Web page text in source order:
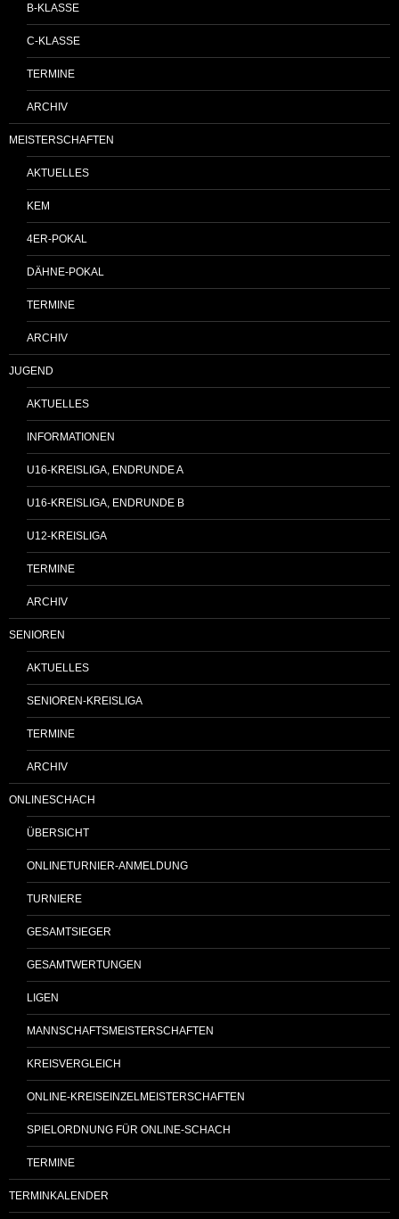
B-KLASSE
C-KLASSE
TERMINE
ARCHIV
MEISTERSCHAFTEN
AKTUELLES
KEM
4ER-POKAL
DÄHNE-POKAL
TERMINE
ARCHIV
JUGEND
AKTUELLES
INFORMATIONEN
U16-KREISLIGA, ENDRUNDE A
U16-KREISLIGA, ENDRUNDE B
U12-KREISLIGA
TERMINE
ARCHIV
SENIOREN
AKTUELLES
SENIOREN-KREISLIGA
TERMINE
ARCHIV
ONLINESCHACH
ÜBERSICHT
ONLINETURNIER-ANMELDUNG
TURNIERE
GESAMTSIEGER
GESAMTWERTUNGEN
LIGEN
MANNSCHAFTSMEISTERSCHAFTEN
KREISVERGLEICH
ONLINE-KREISEINZELMEISTERSCHAFTEN
SPIELORDNUNG FÜR ONLINE-SCHACH
TERMINE
TERMINKALENDER